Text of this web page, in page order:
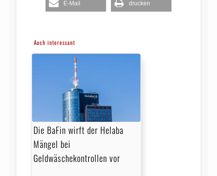
E-Mail drucken
Auch interessant
Die BaFin wirft der Helaba
Mängel bei
Geldwäschekontrollen vor